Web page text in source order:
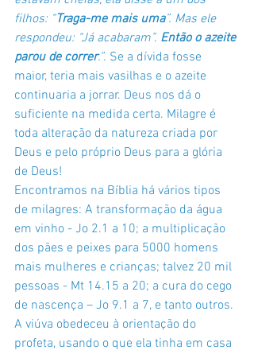
filhos: “Traga-me mais uma”. Mas ele
respondeu: “Já acabaram”. Então o azeite
parou de correr.”. Se a dívida fosse
maior, teria mais vasilhas e o azeite
continuaria a jorrar. Deus nos dá o
suficiente na medida certa. Milagre é
toda alteração da natureza criada por
Deus e pelo próprio Deus para a glória
de Deus!
Encontramos na Bíblia há vários tipos
de milagres: A transformação da água
em vinho - Jo 2.1 a 10; a multiplicação
dos pães e peixes para 5000 homens
mais mulheres e crianças; talvez 20 mil
pessoas - Mt 14.15 a 20; a cura do cego
de nascença – Jo 9.1 a 7, e tanto outros.
A viúva obedeceu à orientação do
profeta, usando o que ela tinha em casa